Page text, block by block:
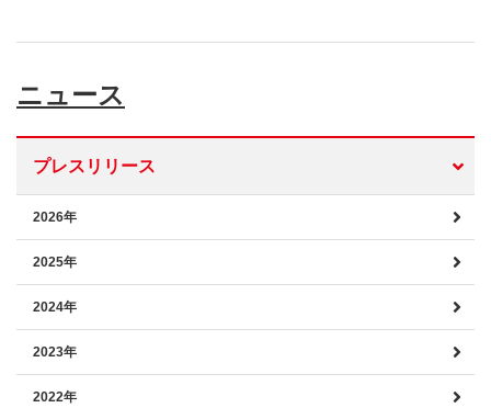
ニュース
プレスリリース
2026年
2025年
2024年
2023年
2022年